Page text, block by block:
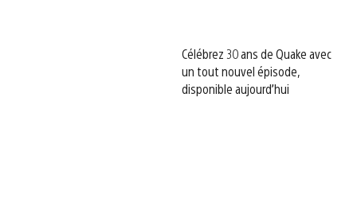
Célébrez 30 ans de Quake avec
un tout nouvel épisode,
disponible aujourd’hui